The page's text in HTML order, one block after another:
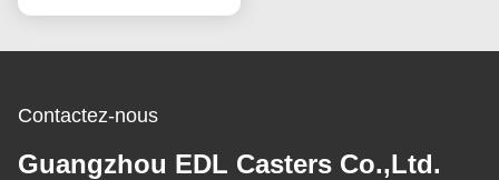
Contactez-nous
Guangzhou EDL Casters Co.,Ltd.